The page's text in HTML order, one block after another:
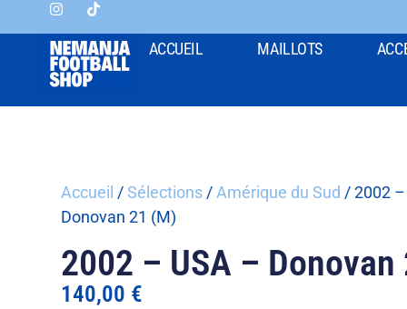
ACCUEIL MAILLOTS
Accueil /Sélections / Amérique du Sud / 2002
Donovan 21 (M)
2002 – USA –
140,00 €